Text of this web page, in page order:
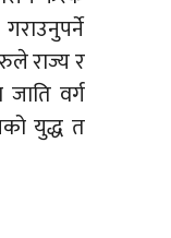
राज्य र
वर्ग
युद्ध त